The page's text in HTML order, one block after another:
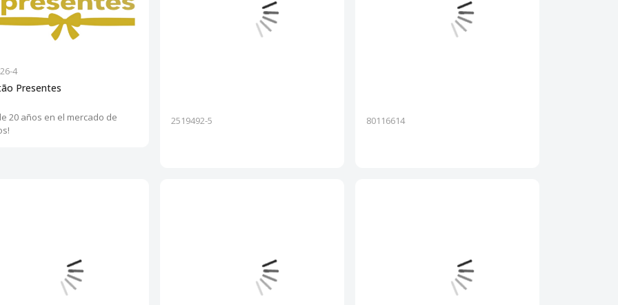
4
Presentes
20 años en el mercado de
2519492-5 80116614